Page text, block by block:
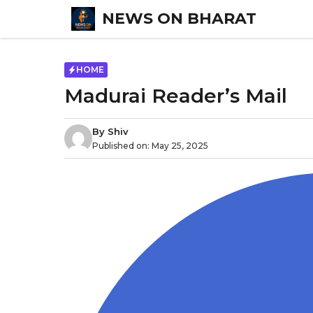
content
NEWS ON BHARAT
HOME
Madurai Reader’s Mail
By Shiv
Published on: May 25, 2025